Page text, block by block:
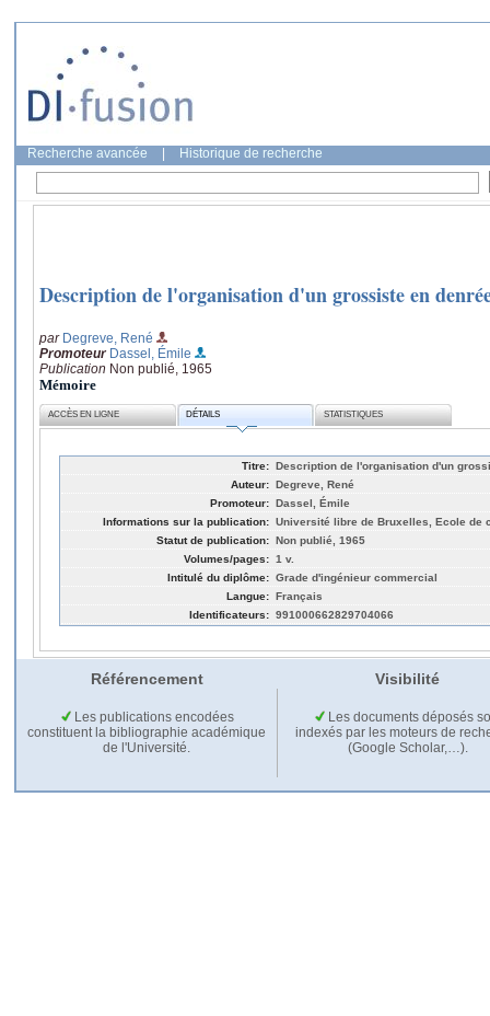
Recherche avancée Historique de recherche
Description de l'organisation d'un grossiste en
par Degreve, René
Promoteur Dassel, Émile
Publication Non publié, 1965
Mémoire
ACCÈS EN LIGNE DÉTAILS STATISTIQUES
Titre: Description de l'organisation d'un
Auteur: Degreve, René
Promoteur: Dassel, Émile
Informations sur la publication: Université libre de Bruxelles, Ecole de
Statut de publication: Non publié, 1965
Volumes/pages: 1 v.
Intitulé du diplôme: Grade d'ingénieur commercial
Langue: Français
Identificateurs: 991000662829704066
Référencement Visibilité
Les publications encodées
constituent la bibliographie académique
de l'Université.
Les documents déposés
indexés par les moteurs de
(Google Scholar,…).